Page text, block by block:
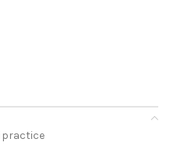
practice